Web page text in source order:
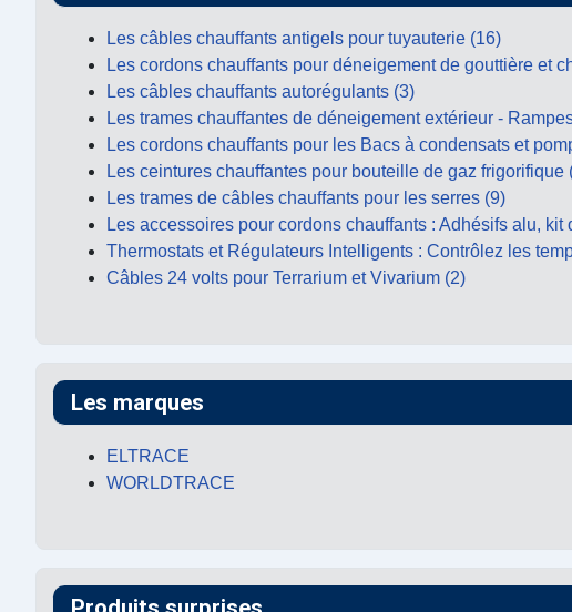
Les câbles chauffants antigels pour tuyauterie (16)
Les cordons chauffants pour déneigement de gouttière et
Les câbles chauffants autorégulants (3)
Les trames chauffantes de déneigement extérieur -
Les cordons chauffants pour les Bacs à condensats et
Les ceintures chauffantes pour bouteille de gaz frigorifique
Les trames de câbles chauffants pour les serres (9)
Les accessoires pour cordons chauffants : Adhésifs alu, kit
Thermostats et Régulateurs Intelligents : Contrôlez les
Câbles 24 volts pour Terrarium et Vivarium (2)
Les marques
ELTRACE
WORLDTRACE